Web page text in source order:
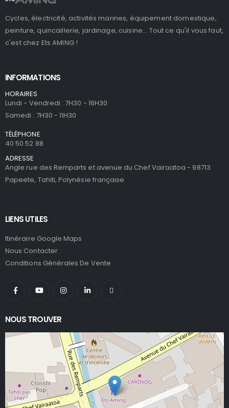
Cycles, électricité, activités marines, équipement domestique,
peinture, quincaillerie, jardinage, cuisine... Tout ce qu'il vous faut,
c'est chez Ets AMING !
INFORMATIONS
HORAIRES
Lundi - Vendredi : 7H30 - 16H30
Samedi : 7H30 - 11H30
TÉLÉPHONE
40 50 52 88
ADRESSE
Angle rue des Remparts et avenue du Chef Vairaatoa - 98713
Papeete, Tahiti, Polynésie française
LIENS UTILES
Itinéraire Google Maps
Nous Contacter
Conditions Générales De Vente
NOUS TROUVER